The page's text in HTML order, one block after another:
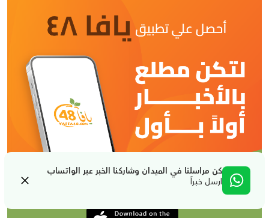
كن مراسلنا في الميدان وشاركنا الخبر عبر الواتساب
ارسل خبراً